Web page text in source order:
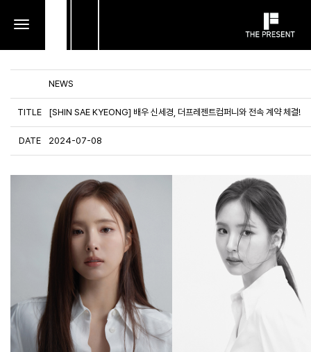
toggle
NEWS
TITLE [SHIN SAE KYEONG] 배우 신세경, 더프레젠트컴퍼니와 전속 계약 체결!
DATE 2024-07-08